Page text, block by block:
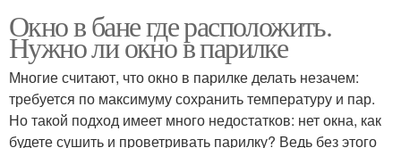
Окно в бане где расположить.
Нужно ли окно в парилке
Многие считают, что окно в парилке делать незачем:
требуется по максимуму сохранить температуру и пар.
Но такой подход имеет много недостатков: нет окна, как
будете сушить и проветривать парилку? Ведь без этого